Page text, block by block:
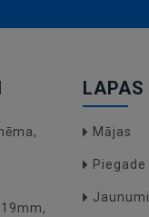
LAPAS
Mājas
Piegade
Jaunumi